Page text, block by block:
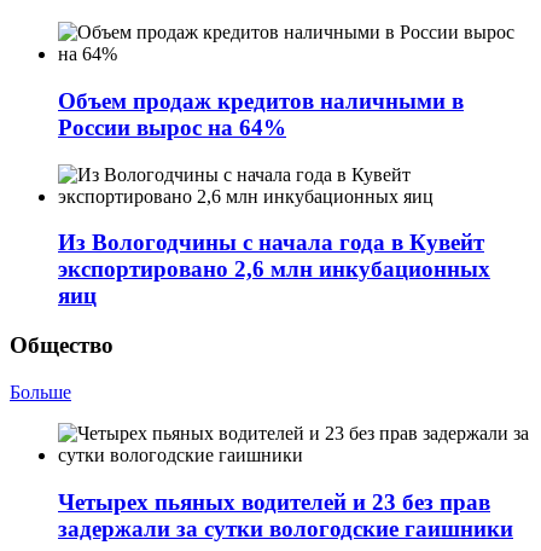
Объем продаж кредитов наличными в
России вырос на 64%
Из Вологодчины с начала года в Кувейт
экспортировано 2,6 млн инкубационных
яиц
Общество
Больше
Четырех пьяных водителей и 23 без прав
задержали за сутки вологодские гаишники